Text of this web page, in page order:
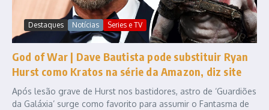
Destaques Notícias Series e TV
God of War | Dave Bautista pode substituir Ryan
Hurst como Kratos na série da Amazon, diz site
Após lesão grave de Hurst nos bastidores, astro de ‘Guardiões
da Galáxia’ surge como favorito para assumir o Fantasma de